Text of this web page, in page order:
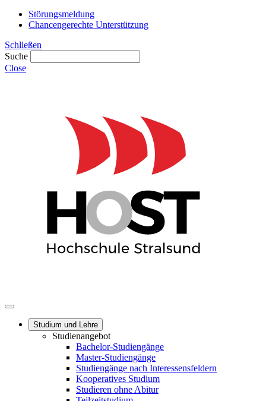
Störungsmeldung
Chancengerechte Unterstützung
Schließen
Suche
Close
Studium und Lehre
Studienangebot
Bachelor-Studiengänge
Master-Studiengänge
Studiengänge nach Interessensfeldern
Kooperatives Studium
Studieren ohne Abitur